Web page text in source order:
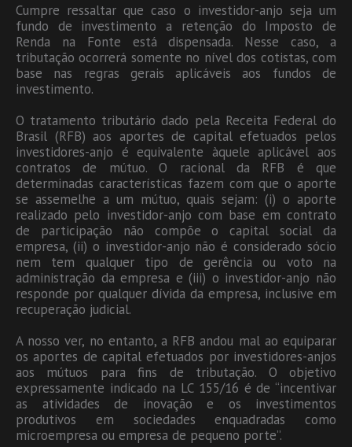
Cumpre ressaltar que caso o investidor-anjo seja um
fundo de investimento a retenção do Imposto de
Renda na Fonte está dispensada. Nesse caso, a
tributação ocorrerá somente no nível dos cotistas, com
base nas regras gerais aplicáveis aos fundos de
investimento.
O tratamento tributário dado pela Receita Federal do
Brasil (RFB) aos aportes de capital efetuados pelos
investidores-anjo é equivalente àquele aplicável aos
contratos de mútuo. O racional da RFB é que
determinadas características fazem com que o aporte
se assemelhe a um mútuo, quais sejam: (i) o aporte
realizado pelo investidor-anjo com base em contrato
de participação não compõe o capital social da
empresa, (ii) o investidor-anjo não é considerado sócio
nem tem qualquer tipo de gerência ou voto na
administração da empresa e (iii) o investidor-anjo não
responde por qualquer dívida da empresa, inclusive em
recuperação judicial.
A nosso ver, no entanto, a RFB andou mal ao equiparar
os aportes de capital efetuados por investidores-anjos
aos mútuos para fins de tributação. O objetivo
expressamente indicado na LC 155/16 é de “incentivar
as atividades de inovação e os investimentos
produtivos em sociedades enquadradas como
microempresa ou empresa de pequeno porte”.